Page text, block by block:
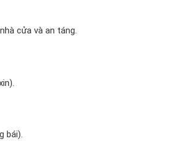
cửa và an táng.
bái).